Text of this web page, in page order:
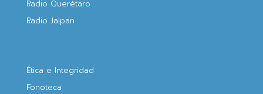
Radio Querétaro
Radio Jalpan
Ética e Integridad
Fonoteca